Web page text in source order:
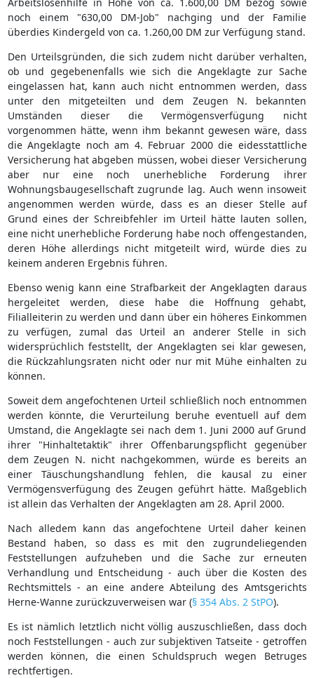
noch einem "630,00 DM-Job" nachging und der Familie
überdies Kindergeld von ca. 1.260,00 DM zur Verfügung stand.
Den Urteilsgründen, die sich zudem nicht darüber verhalten,
ob und gegebenenfalls wie sich die Angeklagte zur Sache
eingelassen hat, kann auch nicht entnommen werden, dass
unter den mitgeteilten und dem Zeugen N. bekannten
Umständen dieser die Vermögensverfügung nicht
vorgenommen hätte, wenn ihm bekannt gewesen wäre, dass
die Angeklagte noch am 4. Februar 2000 die eidesstattliche
Versicherung hat abgeben müssen, wobei dieser Versicherung
aber nur eine noch unerhebliche Forderung ihrer
Wohnungsbaugesellschaft zugrunde lag. Auch wenn insoweit
angenommen werden würde, dass es an dieser Stelle auf
Grund eines der Schreibfehler im Urteil hätte lauten sollen,
eine nicht unerhebliche Forderung habe noch offengestanden,
deren Höhe allerdings nicht mitgeteilt wird, würde dies zu
keinem anderen Ergebnis führen.
Ebenso wenig kann eine Strafbarkeit der Angeklagten daraus
hergeleitet werden, diese habe die Hoffnung gehabt,
Filialleiterin zu werden und dann über ein höheres Einkommen
zu verfügen, zumal das Urteil an anderer Stelle in sich
widersprüchlich feststellt, der Angeklagten sei klar gewesen,
die Rückzahlungsraten nicht oder nur mit Mühe einhalten zu
können.
Soweit dem angefochtenen Urteil schließlich noch entnommen
werden könnte, die Verurteilung beruhe eventuell auf dem
Umstand, die Angeklagte sei nach dem 1. Juni 2000 auf Grund
ihrer "Hinhaltetaktik" ihrer Offenbarungspflicht gegenüber
dem Zeugen N. nicht nachgekommen, würde es bereits an
einer Täuschungshandlung fehlen, die kausal zu einer
Vermögensverfügung des Zeugen geführt hätte. Maßgeblich
ist allein das Verhalten der Angeklagten am 28. April 2000.
Nach alledem kann das angefochtene Urteil daher keinen
Bestand haben, so dass es mit den zugrundeliegenden
Feststellungen aufzuheben und die Sache zur erneuten
Verhandlung und Entscheidung - auch über die Kosten des
Rechtsmittels - an eine andere Abteilung des Amtsgerichts
Herne-Wanne zurückzuverweisen war (§ 354 Abs. 2 StPO).
Es ist nämlich letztlich nicht völlig auszuschließen, dass doch
noch Feststellungen - auch zur subjektiven Tatseite - getroffen
werden können, die einen Schuldspruch wegen Betruges
rechtfertigen.